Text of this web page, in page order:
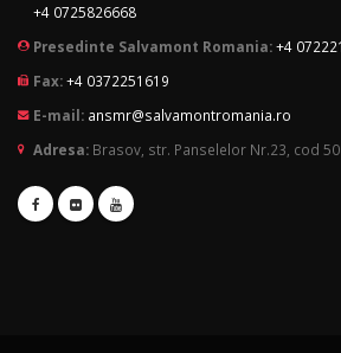
+4 0725826668
Presedinte Salvamont Romania:+4
Fax:+4 0372251619
E-mail: ansmr@salvamontromania.ro
Adresa: Brasov, str. Panselelor Nr.23, cod